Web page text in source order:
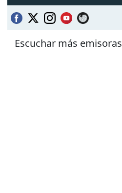
Escuchar más emisoras